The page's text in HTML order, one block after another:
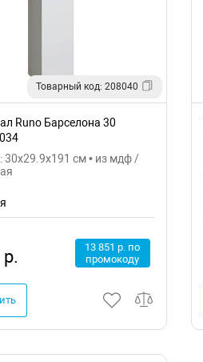
Товарный код: 208040
Runo Барселона 30
30x29.9x191 см • из мдф /
13 851 р. по
промокоду